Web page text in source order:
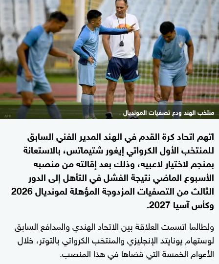
منتخب الهند ودع تصفيات المونديال
اتهم اتحاد كرة القدم في الهند المدير الفني السابق
للمنتخب الأول الكرواتي إيغور شتيماتس، بالاستعانة
بمنجم لاختيار لاعبيه، وذلك بعد إقالته من منصبه
الأسبوع الماضي نتيجة الفشل في التأهل إلى الدور
الثالث من التصفيات المزدوجة المؤهلة لمونديال 2026
وكأس آسيا 2027.
ولطالما اتسمت العلاقة بين الاتحاد الهندي والمدافع السابق
لوستهام يونايتد الإنجليزي والمنتخب الكرواتي بالتوتر، خلال
الأعوام الخمسة التي قضاها في هذا المنصب.